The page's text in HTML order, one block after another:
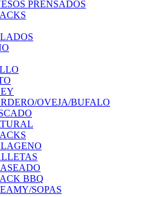
PRENSADOS
OVEJA/BUFALO
BBQ
SOPAS